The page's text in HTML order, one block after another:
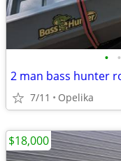
• •
7/11 Opelika
$18,000